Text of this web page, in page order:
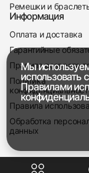
+7
Мы
Ремешки и
Информация
Оплата и доставка
Гарантийные
Правила возврата
Политика
Правила
Обработка
данных
Мы
использовать
Правилами